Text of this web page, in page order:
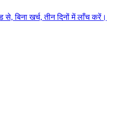
बिना खर्च, तीन दिनों में लाँच करें।